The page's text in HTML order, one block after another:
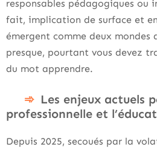
responsables pédagogiques ou
fait, implication de surface et
émergent comme deux mondes
presque, pourtant vous devez
du mot apprendre.
Les enjeux actuels
professionnelle et
Depuis 2025, secoués par la